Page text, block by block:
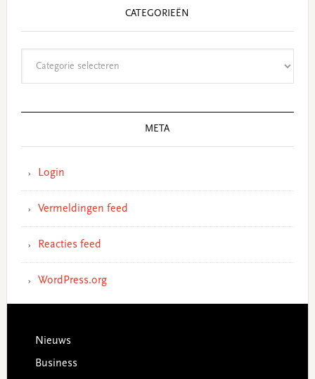
CATEGORIEËN
META
Login
Vermeldingen feed
Reacties feed
WordPress.org
Footer
Nieuws
Business